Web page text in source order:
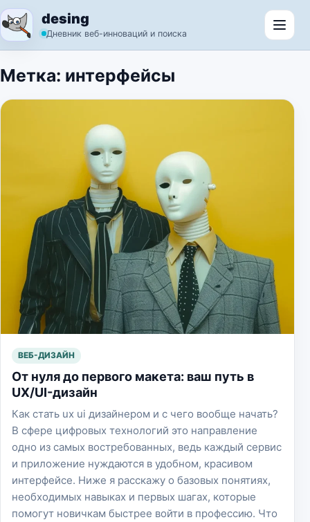
Перейти к содержимому
desing
Дневник веб-инноваций и поиска
Метка: интерфейсы
ВЕБ-ДИЗАЙН
От нуля до первого макета: ваш путь в
UX/UI-дизайн
Как стать ux ui дизайнером и с чего вообще начать?
В сфере цифровых технологий это направление
одно из самых востребованных, ведь каждый сервис
и приложение нуждаются в удобном, красивом
интерфейсе. Ниже я расскажу о базовых понятиях,
необходимых навыках и первых шагах, которые
помогут новичкам быстрее войти в профессию. Что